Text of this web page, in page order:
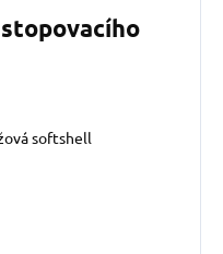
softshell